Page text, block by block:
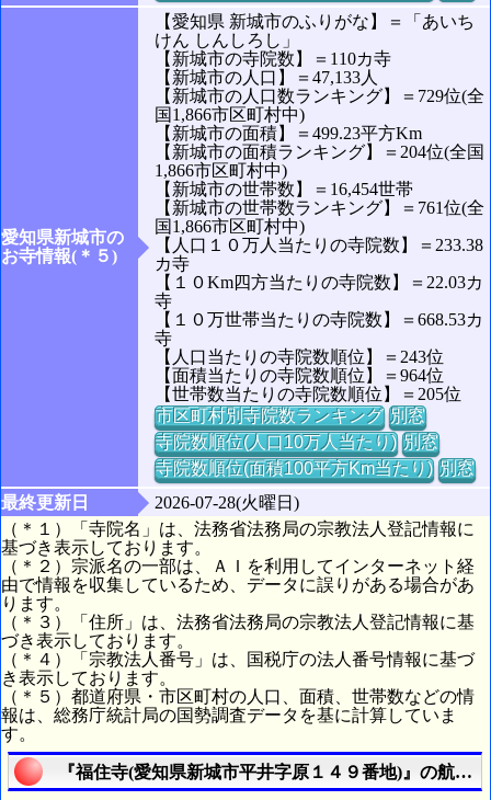
愛知県新城市の
お寺情報(＊５)
【愛知県 新城市のふりがな】＝「あいち
けん しんしろし」
【新城市の寺院数】＝110カ寺
【新城市の人口】＝47,133人
【新城市の人口数ランキング】＝729位(全
国1,866市区町村中)
【新城市の面積】＝499.23平方Km
【新城市の面積ランキング】＝204位(全国
1,866市区町村中)
【新城市の世帯数】＝16,454世帯
【新城市の世帯数ランキング】＝761位(全
国1,866市区町村中)
【人口１０万人当たりの寺院数】＝233.38
カ寺
【１０Km四方当たりの寺院数】＝22.03カ
寺
【１０万世帯当たりの寺院数】＝668.53カ
寺
【人口当たりの寺院数順位】＝243位
【面積当たりの寺院数順位】＝964位
【世帯数当たりの寺院数順位】＝205位
市区町村別寺院数ランキング 別窓
寺院数順位(人口10万人当たり) 別窓
寺院数順位(面積100平方Km当たり) 別窓
最終更新日
2026-07-28(火曜日)
（＊１）「寺院名」は、法務省法務局の宗教法人登記情報に
基づき表示しております。
（＊２）宗派名の一部は、ＡＩを利用してインターネット経
由で情報を収集しているため、データに誤りがある場合があ
ります。
（＊３）「住所」は、法務省法務局の宗教法人登記情報に基
づき表示しております。
（＊４）「宗教法人番号」は、国税庁の法人番号情報に基づ
き表示しております。
（＊５）都道府県・市区町村の人口、面積、世帯数などの情
報は、総務庁統計局の国勢調査データを基に計算していま
す。
『福住寺(愛知県新城市平井字原１４９番地)』の航空